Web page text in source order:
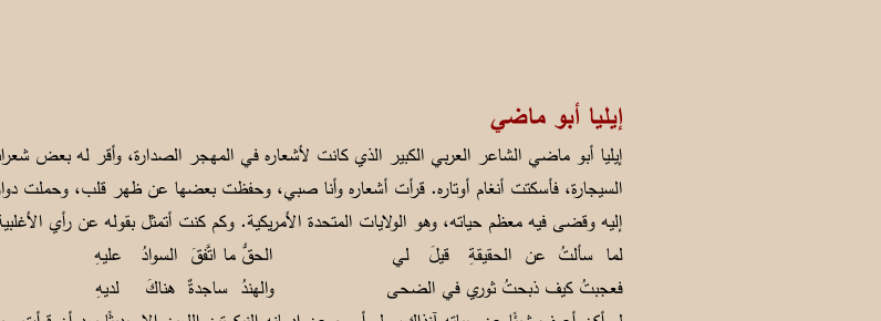
إيليا أبو ماضي
إيليا أبو ماضي الشاعر العربي الكبير الذي كانت لأشعاره في المهجر الصدارة، وأقر له بعض
السيجارة، فأسكتت أنغام أوتاره. قرأت أشعاره وأنا صبي، وحفظت بعضها عن ظهر قلب، وحملت
إليه وقضى فيه معظم حياته، وهو الولايات المتحدة الأمريكية. وكم كنت أتمثل بقوله عن رأي
لما سألتُ عن الحقيقةِ قيلَ لي الحقُّ ما اتَّفقَ السوادُ عليهِ
فعجبتُ كيف ذبحتُ ثوري في الضحى والهندُ ساجدةٌ هناكَ لديهِ